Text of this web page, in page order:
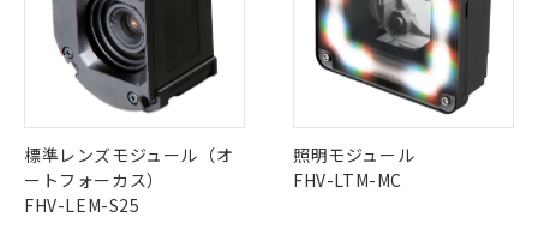
標準レンズモジュール（オ
ートフォーカス）
FHV-LEM-S25
照明モジュール
FHV-LTM-MC